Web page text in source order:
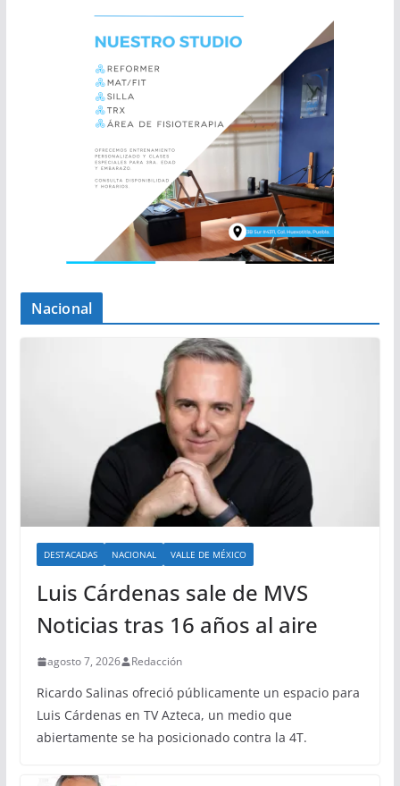
Nacional
DESTACADAS NACIONAL VALLE DE MÉXICO
Luis Cárdenas sale de MVS
Noticias tras 16 años al aire
agosto 7, 2026 Redacción
Ricardo Salinas ofreció públicamente un espacio para
Luis Cárdenas en TV Azteca, un medio que
abiertamente se ha posicionado contra la 4T.